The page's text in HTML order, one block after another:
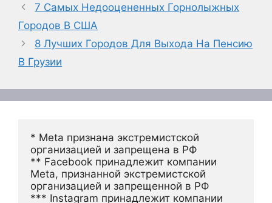
7 Самых Недооцененных Горнолыжных
Городов В США
8 Лучших Городов Для Выхода На Пенсию
В Грузии
* Meta признана экстремистской
организацией и запрещена в РФ
** Facebook принадлежит компании
Meta, признанной экстремистской
организацией и запрещенной в РФ
*** Instagram принадлежит компании